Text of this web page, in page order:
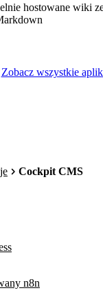
hostowane wiki
Zobacz wszystkie
Cockpit CMS
n8n